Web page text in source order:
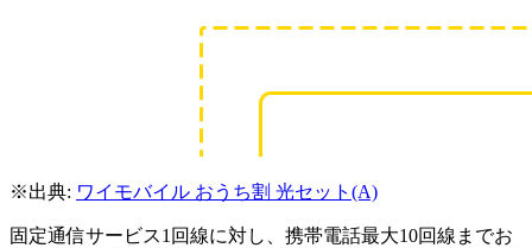
※出典: ワイモバイル おうち割 光セット(A)
固定通信サービス1回線に対し、携帯電話最大10回線までお